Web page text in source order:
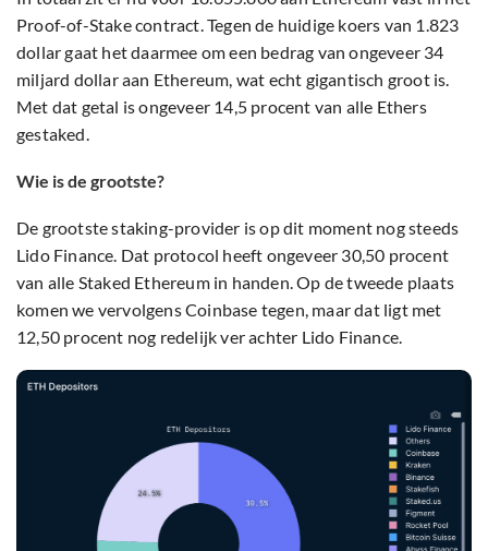
Proof-of-Stake contract. Tegen de huidige koers van 1.823
dollar gaat het daarmee om een bedrag van ongeveer 34
miljard dollar aan Ethereum, wat echt gigantisch groot is.
Met dat getal is ongeveer 14,5 procent van alle Ethers
gestaked.
Wie is de grootste?
De grootste staking-provider is op dit moment nog steeds
Lido Finance. Dat protocol heeft ongeveer 30,50 procent
van alle Staked Ethereum in handen. Op de tweede plaats
komen we vervolgens Coinbase tegen, maar dat ligt met
12,50 procent nog redelijk ver achter Lido Finance.